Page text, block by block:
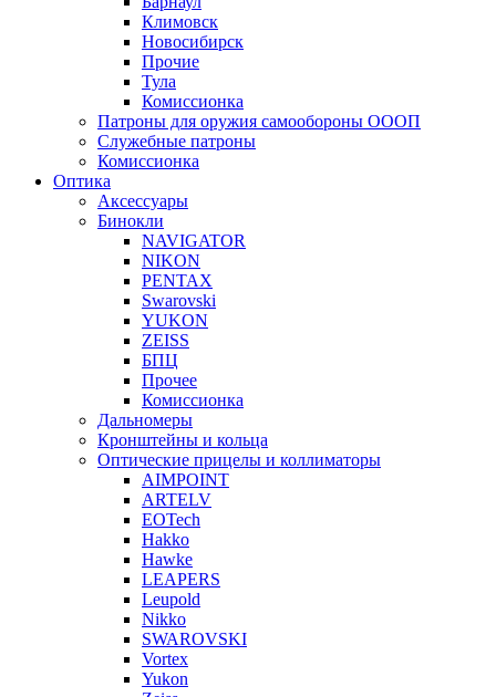
Климовск
Новосибирск
Прочие
Тула
Комиссионка
Патроны для оружия самообороны ОООП
Служебные патроны
Комиссионка
Оптика
Аксессуары
Бинокли
NAVIGATOR
NIKON
PENTAX
Swarovski
YUKON
ZEISS
БПЦ
Прочее
Комиссионка
Дальномеры
Кронштейны и кольца
Оптические прицелы и коллиматоры
AIMPOINT
ARTELV
EOTech
Hakko
Hawke
LEAPERS
Leupold
Nikko
SWAROVSKI
Vortex
Yukon